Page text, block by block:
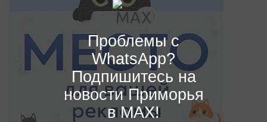
Проблемы с
WhatsApp?
Подпишитесь на
новости Приморья
в MAX!